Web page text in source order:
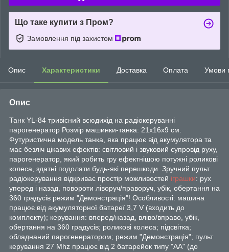
Що таке купити з Пром?
Замовлення під захистом
Опис Характеристики Доставка Оплата Умови
Опис
Танк YL-84 тривісний всюдихід на радіокеруванні
парогенератор Розмір машинки-танка: 21х16х9 см.
Футуристична модель танка, яка працює від акумулятора та
має безліч цікавих ефектів: світловий і звуковий супровід руху,
парогенератор, який робить гру ефектнішою потужні роликові
колеса, здатні подолати будь-які перешкоди. Зручний пульт
радіокерування відкриває простір можливостей іграшки: рух
уперед і назад, повороти ліворуч/праворуч, убік, обертання на
360 градусів режим "Демонстрація"! Особливості: машина
працює від акумуляторної батареї 3,7 V (входить до
комплекту); керування: вперед/назад, вліво/вправо, убік,
обертання на 360 градусів; роликові колеса; підсвітка;
обладнаний парогенератором; режим "Демонстрація"; пульт
керування 27 Mhz працює від 2 батарейок типу "АА" (до